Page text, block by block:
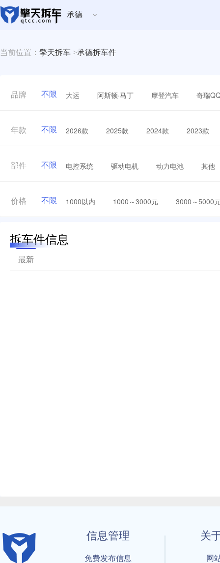
承德
当前位置： 擎天拆车 >承德拆车件
品牌 不限 大运 阿斯顿·马丁 摩登汽车 奇瑞
年款 不限 2026款 2025款 2024款 2023款
部件 不限 电控系统 驱动电机 动力电池 其他
价格 不限 1000以内 1000～3000元 3000～5000
拆车件信息
最新
信息管理
免费发布信息
关
网